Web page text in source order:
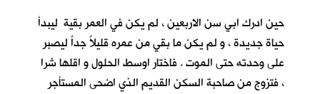
حين ادرك ابي سن الاربعين ، لم يكن في العمر بقية ليبدأ
حياة جديدة ، و لم يكن ما بقي من عمره قليلاً جداً ليصبر
على وحدته حتى الموت . فاختار اوسط الحلول و اقلها شرا
، فتزوج من صاحبة السكن القديم الذي اضحى المستأجر